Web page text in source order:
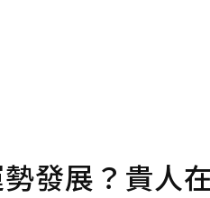
發展？貴人